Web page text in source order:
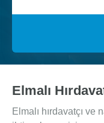
Elmalı
Elmalı hırdavatçı ve